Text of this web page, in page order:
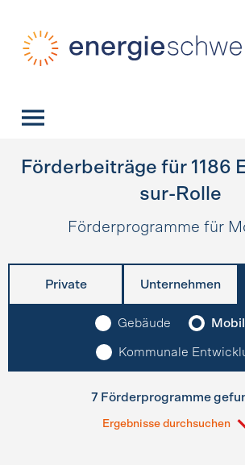
Förderbeiträge für 1186
sur-Rolle
Förderprogramme für
Private Unternehmen
Gebäude
Kommunale
7 Förderprogramme
Ergebnisse durchsuchen